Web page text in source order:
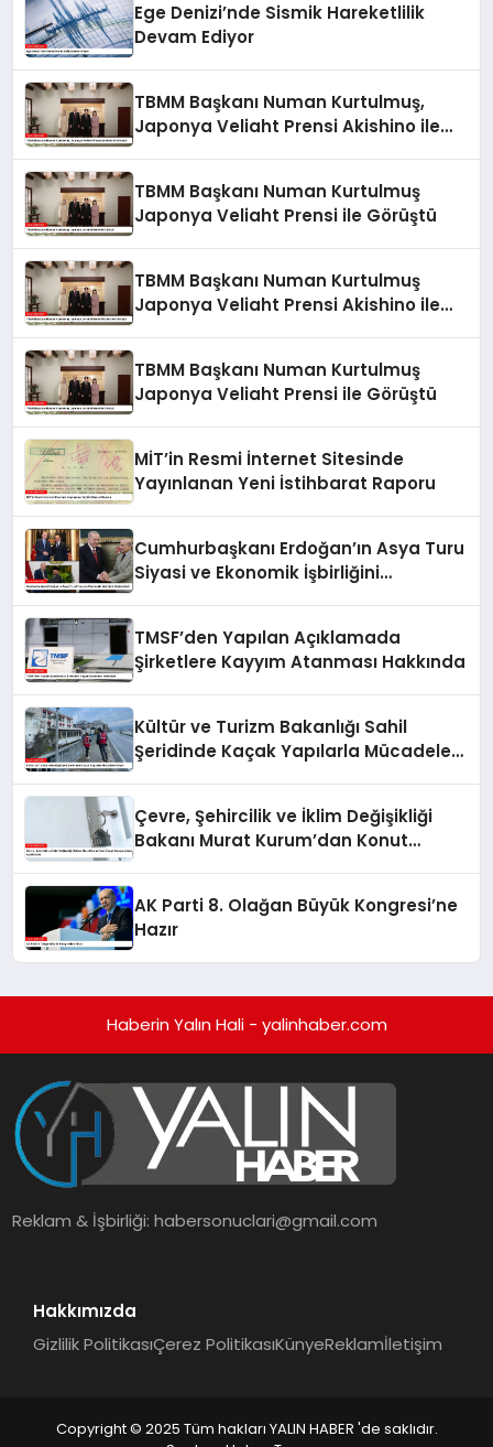
Ege Denizi’nde Sismik Hareketlilik
Devam Ediyor
TBMM Başkanı Numan Kurtulmuş,
Japonya Veliaht Prensi Akishino ile
TBMM Başkanı Numan Kurtulmuş
Japonya Veliaht Prensi ile Görüştü
TBMM Başkanı Numan Kurtulmuş
Japonya Veliaht Prensi Akishino ile
TBMM Başkanı Numan Kurtulmuş
Japonya Veliaht Prensi ile Görüştü
MİT’in Resmi İnternet Sitesinde
Yayınlanan Yeni İstihbarat Raporu
Cumhurbaşkanı Erdoğan’ın Asya Turu
Siyasi ve Ekonomik İşbirliğini
TMSF’den Yapılan Açıklamada
Şirketlere Kayyım Atanması Hakkında
Kültür ve Turizm Bakanlığı Sahil
Şeridinde Kaçak Yapılarla Mücadele
Çevre, Şehircilik ve İklim Değişikliği
Bakanı Murat Kurum’dan Konut
AK Parti 8. Olağan Büyük Kongresi’ne
Hazır
Haberin Yalın Hali - yalinhaber.com
Reklam & İşbirliği:habersonuclari@gmail.com
Hakkımızda
Gizlilik PolitikasıÇerez PolitikasıKünyeReklamİletişim
Copyright © 2025 Tüm hakları YALIN HABER 'de saklıdır.